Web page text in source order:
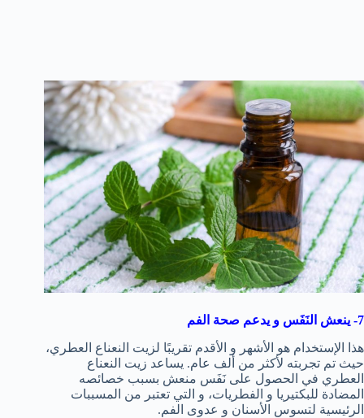
7- ينعش النَفَس و يدعم صحة الفم
هذا الإستخدام هو الأشهر و الأقدم تقريبًا لزيت النعناع العطري،
حيث تم تجربته لأكثر من ألف عام. يساعد زيت النعناع
العطري في الحصول على نَفَس منعش بسبب خصائصه
المضادة للبكتيريا و الفطريات، و التي تعتبر من المسببات
الرئيسية لتسوس الأسنان و عدوى الفم.